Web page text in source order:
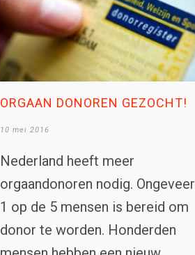
ORGAAN DONOREN GEZOCHT!
10 mei 2016
Nederland heeft meer
orgaandonoren nodig. Ongeveer
1 op de 5 mensen is bereid om
donor te worden. Honderden